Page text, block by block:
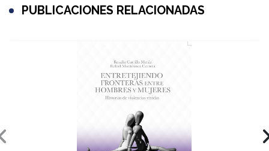
PUBLICACIONES RELACIONADAS